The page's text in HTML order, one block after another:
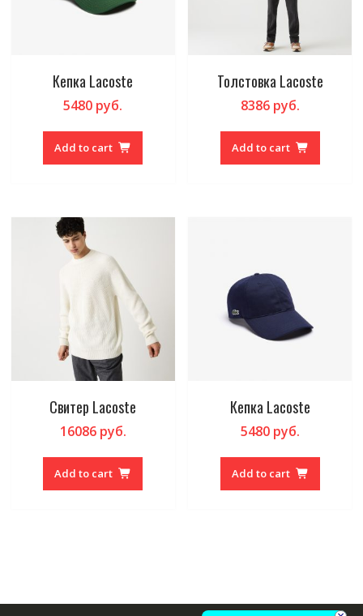
Кепка Lacoste
5480 руб.
Add to cart
Толстовка Lacoste
8386руб.
Add to cart
Свитер Lacoste
16086руб.
Add to cart
Кепка Lacoste
5480руб.
Add to cart